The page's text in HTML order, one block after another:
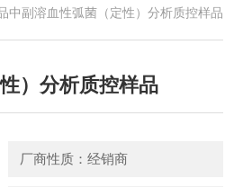
中副溶血性弧菌（定性）分析质控样品
）分析质控样品
厂商性质：经销商